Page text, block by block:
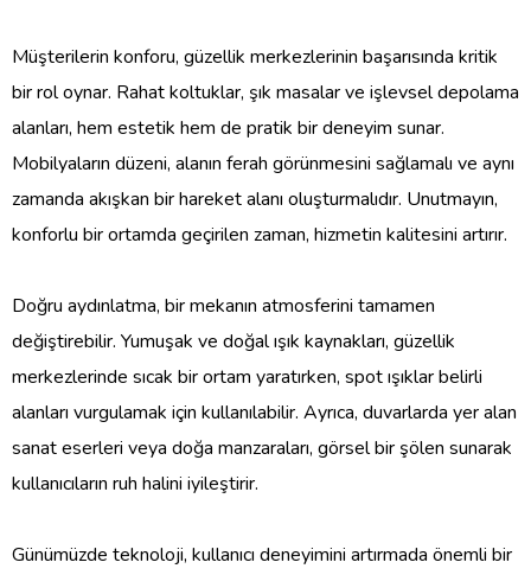
Müşterilerin konforu, güzellik merkezlerinin başarısında kritik
bir rol oynar. Rahat koltuklar, şık masalar ve işlevsel depolama
alanları, hem estetik hem de pratik bir deneyim sunar.
Mobilyaların düzeni, alanın ferah görünmesini sağlamalı ve aynı
zamanda akışkan bir hareket alanı oluşturmalıdır. Unutmayın,
konforlu bir ortamda geçirilen zaman, hizmetin kalitesini artırır.
Doğru aydınlatma, bir mekanın atmosferini tamamen
değiştirebilir. Yumuşak ve doğal ışık kaynakları, güzellik
merkezlerinde sıcak bir ortam yaratırken, spot ışıklar belirli
alanları vurgulamak için kullanılabilir. Ayrıca, duvarlarda yer alan
sanat eserleri veya doğa manzaraları, görsel bir şölen sunarak
kullanıcıların ruh halini iyileştirir.
Günümüzde teknoloji, kullanıcı deneyimini artırmada önemli bir